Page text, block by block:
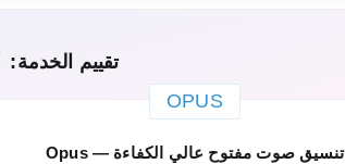
تقييم الخدمة:
OPUS
Opus — تنسيق صوت مفتوح عالي الكفاءة